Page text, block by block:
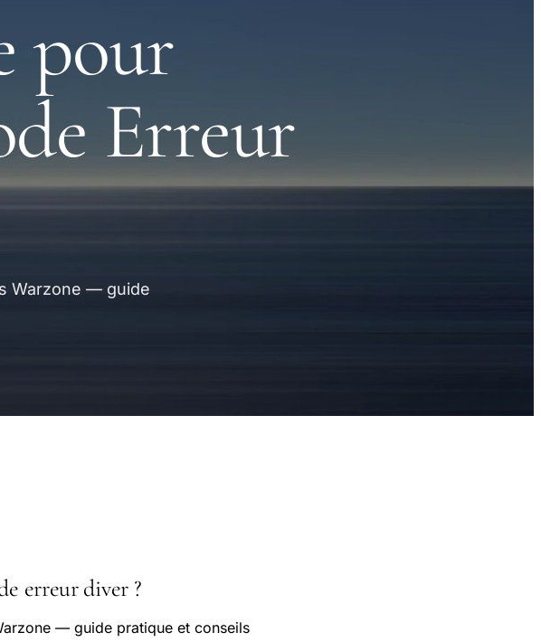
pour
Erreur
Warzone — guide
erreur diver ?
— guide pratique et conseils